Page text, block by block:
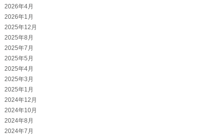
2026年4月
2026年1月
2025年12月
2025年8月
2025年7月
2025年5月
2025年4月
2025年3月
2025年1月
2024年12月
2024年10月
2024年8月
2024年7月